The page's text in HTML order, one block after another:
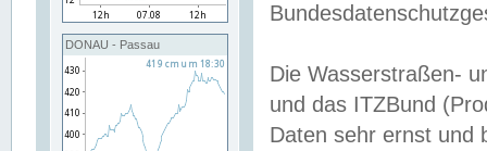
DONAU - Passau
Die Wasserstraßen-
und das ITZBund
Daten sehr ernst und